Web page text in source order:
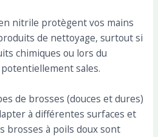
nitrile protègent vos mains
de nettoyage, surtout si
chimiques ou lors du
sales.
de brosses (douces et dures)
à différentes surfaces et
brosses à poils doux sont